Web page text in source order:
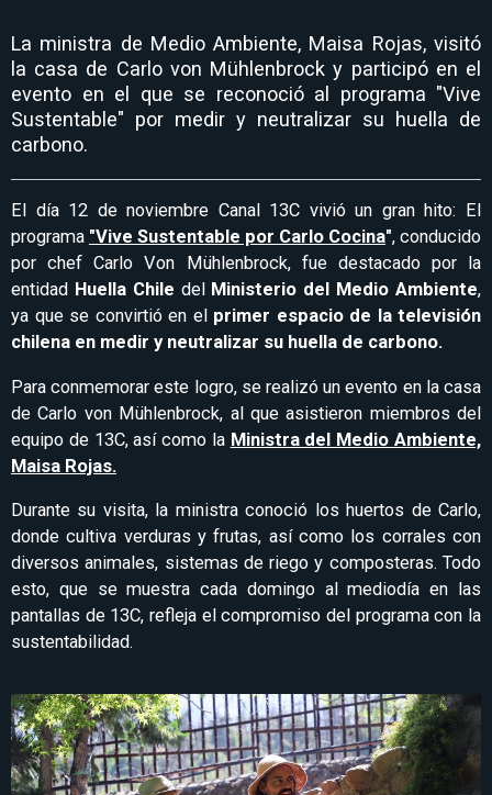
La ministra de Medio Ambiente, Maisa Rojas, visitó
la casa de Carlo von Mühlenbrock y participó en el
evento en el que se reconoció al programa "Vive
Sustentable" por medir y neutralizar su huella de
carbono.
El día 12 de noviembre Canal 13C vivió un gran hito: El
programa "Vive Sustentable por Carlo Cocina", conducido
por chef Carlo Von Mühlenbrock, fue destacado por la
entidad Huella Chile del Ministerio del Medio Ambiente,
ya que se convirtió en el primer espacio de la televisión
chilena en medir y neutralizar su huella de carbono.
Para conmemorar este logro, se realizó un evento en la casa
de Carlo von Mühlenbrock, al que asistieron miembros del
equipo de 13C, así como la Ministra del Medio Ambiente,
Maisa Rojas.
Durante su visita, la ministra conoció los huertos de Carlo,
donde cultiva verduras y frutas, así como los corrales con
diversos animales, sistemas de riego y composteras. Todo
esto, que se muestra cada domingo al mediodía en las
pantallas de 13C, refleja el compromiso del programa con la
sustentabilidad.